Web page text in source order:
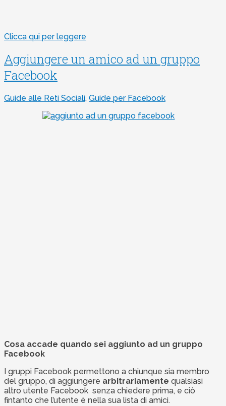
Clicca qui per leggere
Aggiungere un amico ad un gruppo
Facebook
Guide alle Reti Sociali, Guide per Facebook
Cosa accade quando sei aggiunto ad un gruppo
Facebook
I gruppi Facebook permettono a chiunque sia membro
del gruppo, di aggiungere arbitrariamente qualsiasi
altro utente Facebook senza chiedere prima, e ciò
fintanto che l’utente è nella sua lista di amici.